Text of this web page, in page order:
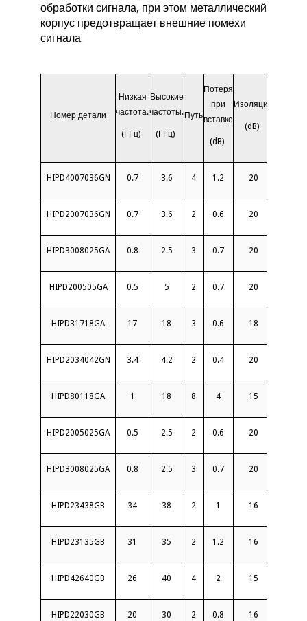
обработки сигнала, при этом металлический
корпус предотвращает внешние помехи
сигнала.
Номер детали
Низкая
частота.
(ГГц)
Высокие
частоты.
(ГГц)
Путь
Потеря
при
вставке
(dB)
Изоляция
(dB)
HIPD4007036GN 0.7 3.6 4 1.2 20
HIPD2007036GN 0.7 3.6 2 0.6 20
HIPD3008025GA 0.8 2.5 3 0.7 20
HIPD200505GA 0.5 5 2 0.7 20
HIPD31718GA 17 18 3 0.6 18
HIPD2034042GN 3.4 4.2 2 0.4 20
HIPD80118GA 1 18 8 4 15
HIPD2005025GA 0.5 2.5 2 0.6 20
HIPD3008025GA 0.8 2.5 3 0.7 20
HIPD23438GB 34 38 2 1 16
HIPD23135GB 31 35 2 1.2 16
HIPD42640GB 26 40 4 2 15
HIPD22030GB 20 30 2 0.8 16